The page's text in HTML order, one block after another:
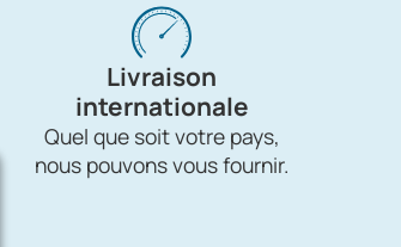
Livraison
internationale
Quel que soit votre pays,
nous pouvons vous fournir.